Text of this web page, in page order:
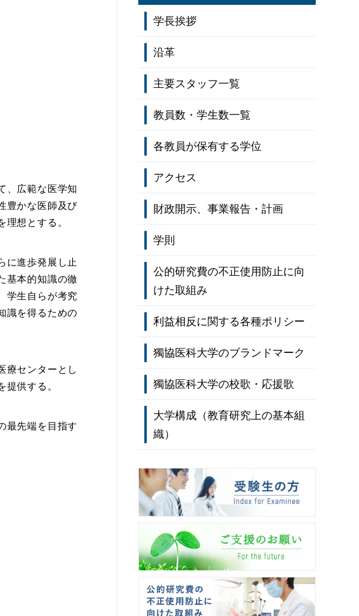
、広範な医学知
豊かな医師及び
想とする。
に進歩発展し止
基本的知識の徹
学生自らが考究
識を得るための
療センターとし
供する。
最先端を目指す
学長挨拶
沿革
主要スタッフ一覧
教員数・学生数一覧
職階別専任教員数
収容定員及び収容定員充足率
在学者数及び社会人学生数
卒業（修了）者数、学位授与数
及び卒業（修了）後の状況（就
職先の情報を含む）
教員一人当たり学生数
留年者数
留学生数及び海外派遣学生数
各教員が保有する学位
アクセス
財政開示、事業報告・計画
学則
公的研究費の不正使用防止に向
けた取組み
利益相反に関する各種ポリシー
獨協医科大学のブランドマーク
獨協医科大学の校歌・応援歌
大学構成（教育研究上の基本組
織）